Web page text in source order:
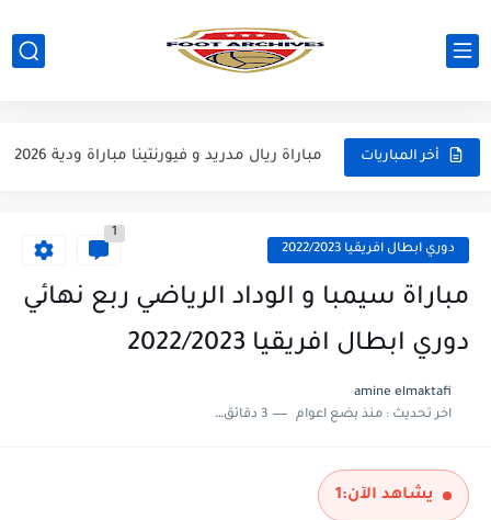
أخر المباريات
مباراة مانشستر يونايتد و اتلتيكو مدريد مباراة ودية 2026
مباراة ريال مدريد و فيورنتينا مباراة ودية 2026
مباراة برشلونة و بيرمنغهام مباراة ودية 2026
مباراة سيلتيك و ميلان مباراة ودية 2026
دوري ابطال افريقيا 2022/2023
1
مباراة سيمبا و الوداد الرياضي ربع نهائي
دوري ابطال افريقيا 2022/2023
amine elmaktafi
اخر تحديث :منذ بضع اعوام 3 دقائق للقراءة
يشاهد الآن:1